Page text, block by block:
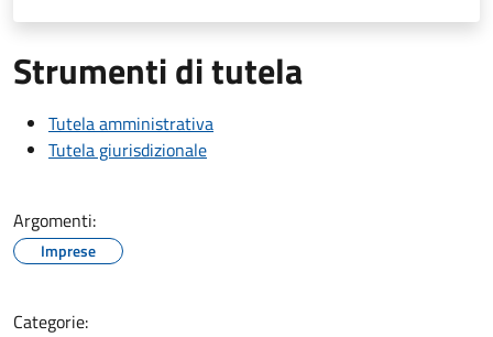
Strumenti di tutela
Tutela amministrativa
Tutela giurisdizionale
Argomenti:
Imprese
Categorie: